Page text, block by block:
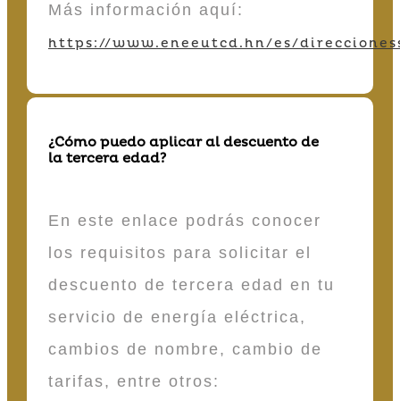
Más información aquí:
https://www.eneeutcd.hn/es/
¿Cómo puedo aplicar al descuento de
la tercera edad?
En este enlace podrás conocer
los requisitos para solicitar el
descuento de tercera edad en tu
servicio de energía eléctrica,
cambios de nombre, cambio de
tarifas, entre otros: